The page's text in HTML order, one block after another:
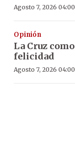
Agosto 7, 2026
Opinión
La Cruz
felicidad
Agosto 7, 2026